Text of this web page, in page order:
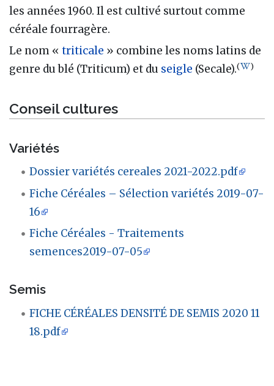
les années 1960. Il est cultivé surtout comme
céréale fourragère.
Le nom « triticale » combine les noms latins de
genre du blé (Triticum) et du seigle (Secale).( )
Conseil cultures
Variétés
Dossier variétés cereales 2021-2022.pdf
Fiche Céréales – Sélection variétés 2019-07-
16
Fiche Céréales - Traitements
semences2019-07-05
Semis
FICHE CÉRÉALES DENSITÉ DE SEMIS 2020 11
18.pdf